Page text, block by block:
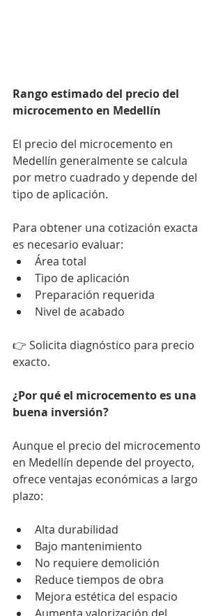
Rango estimado del precio del
microcemento en Medellín
El precio del microcemento en
Medellín generalmente se calcula
por metro cuadrado y depende del
tipo de aplicación.
Para obtener una cotización exacta
es necesario evaluar:
Área total
Tipo de aplicación
Preparación requerida
Nivel de acabado
👉 Solicita diagnóstico para precio
exacto.
¿Por qué el microcemento es una
buena inversión?
Aunque el precio del microcemento
en Medellín depende del proyecto,
ofrece ventajas económicas a largo
plazo:
Alta durabilidad
Bajo mantenimiento
No requiere demolición
Reduce tiempos de obra
Mejora estética del espacio